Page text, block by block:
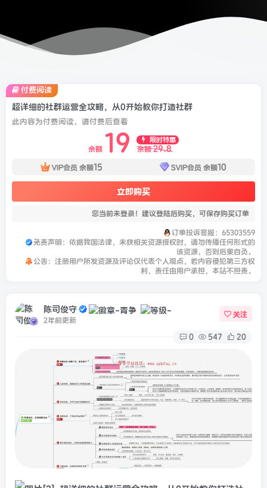
超详细的社群运营全攻略，从0开始教你打造社群
此内容为付费阅读，请付费后查看
余额 19 限时特惠
余额 29.8
VIP会员 余额15 SVIP会员 余额10
立即购买
您当前未登录！建议登陆后购买，可保存购买订单
订单投诉客服：65303559
免责声明：依据我国法律，未获相关资源授权时，请勿传播任何形式的
该资源，否则后果自负。
公告：注册用户所发资源及评论仅代表个人观点，若内容侵犯第三方权
利，责任由用户承担，本站不担责。
付费阅读
陈司俊守
2年前更新
关注
0 547 20